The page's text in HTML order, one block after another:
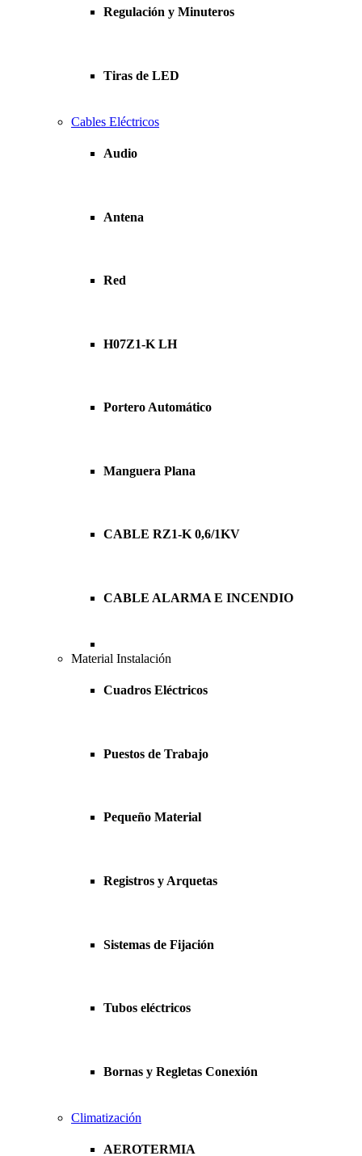
Regulación y Minuteros
Tiras de LED
Cables Eléctricos
Audio
Antena
Red
H07Z1-K LH
Portero Automático
Manguera Plana
CABLE RZ1-K 0,6/1KV
CABLE ALARMA E INCENDIO
Material Instalación
Cuadros Eléctricos
Puestos de Trabajo
Pequeño Material
Registros y Arquetas
Sistemas de Fijación
Tubos eléctricos
Bornas y Regletas Conexión
Climatización
AEROTERMIA